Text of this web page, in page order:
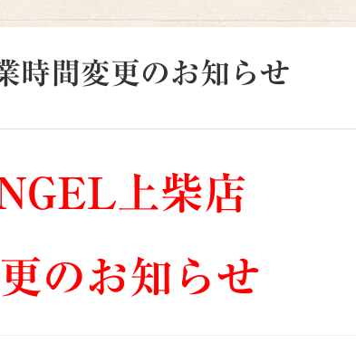
間変更のお知らせ
上柴店
のお知らせ